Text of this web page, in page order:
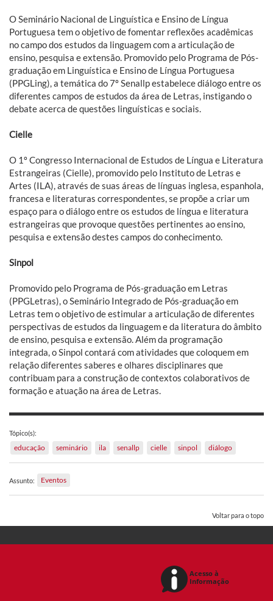
O Seminário Nacional de Linguística e Ensino de Língua
Portuguesa tem o objetivo de fomentar reflexões acadêmicas
no campo dos estudos da linguagem com a articulação de
ensino, pesquisa e extensão. Promovido pelo Programa de Pós-
graduação em Linguística e Ensino de Língua Portuguesa
(PPGLing), a temática do 7º Senallp estabelece diálogo entre os
diferentes campos de estudos da área de Letras, instigando o
debate acerca de questões linguísticas e sociais.
Cielle
O 1º Congresso Internacional de Estudos de Língua e Literatura
Estrangeiras (Cielle), promovido pelo Instituto de Letras e
Artes (ILA), através de suas áreas de línguas inglesa, espanhola,
francesa e literaturas correspondentes, se propõe a criar um
espaço para o diálogo entre os estudos de língua e literatura
estrangeiras que provoque questões pertinentes ao ensino,
pesquisa e extensão destes campos do conhecimento.
Sinpol
Promovido pelo Programa de Pós-graduação em Letras
(PPGLetras), o Seminário Integrado de Pós-graduação em
Letras tem o objetivo de estimular a articulação de diferentes
perspectivas de estudos da linguagem e da literatura do âmbito
de ensino, pesquisa e extensão. Além da programação
integrada, o Sinpol contará com atividades que coloquem em
relação diferentes saberes e olhares disciplinares que
contribuam para a construção de contextos colaborativos de
formação e atuação na área de Letras.
Tópico(s):
educação seminário ila senallp cielle sinpol diálogo
Assunto: Eventos
Voltar para o topo